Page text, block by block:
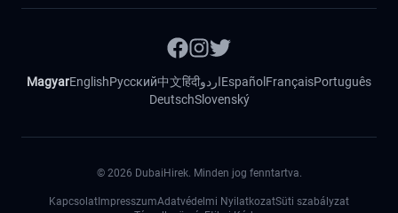
MagyarEnglishРусский中文हिंदीاردوEspañol FrançaisPortuguês
DeutschSlovenský
© 2026 DubaiHirek. Minden jog fenntartva.
Kapcsolat ImpresszumAdatvédelmi NyilatkozatSüti szabályzat